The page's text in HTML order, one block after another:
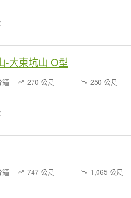
-大東坑山 O型
鐘 270 公尺
250 公尺
鐘 747 公尺
1,065 公尺